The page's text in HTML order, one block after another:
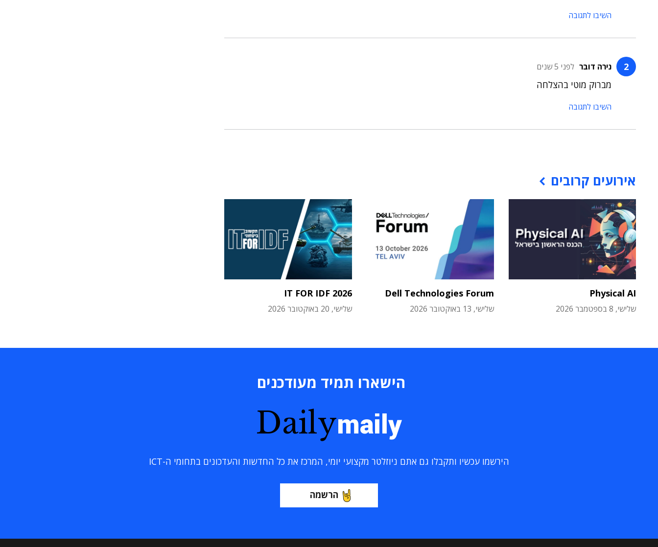
השיבו לתגובה
נירה דובר לפני 5 שנים
מברוק מוטי בהצלחה
השיבו לתגובה
אירועים קרובים
Physical AI
שלישי, 8 בספטמבר 2026
Dell Technologies Forum
שלישי, 13 באוקטובר 2026
IT FOR IDF 2026
שלישי, 20 באוקטובר 2026
הישארו תמיד מעודכנים
Dailymaily
הירשמו עכשיו ותקבלו גם אתם ניוזלטר מקצועי יומי, המרכז את כל החדשות והעדכונים בתחומי ה-ICT
הרשמה